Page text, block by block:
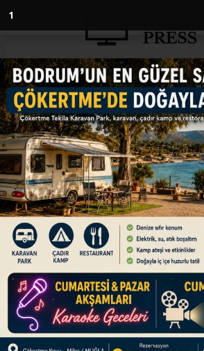
Anasayfa ENGLISH
European
Starmer for
in farewell
ENGLISH
22.06.2026 - 20:30, Güncelleme:
France, UK would continue
benefit of our peoples and of
president says